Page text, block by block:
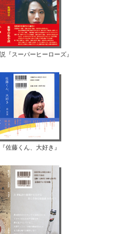
『スーパーヒーローズ』
佐藤くん、大好き』